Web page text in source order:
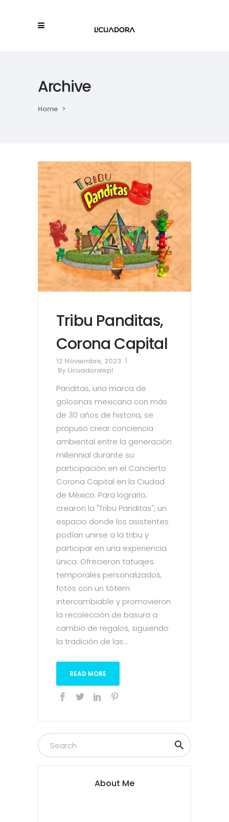
Archive
Home >
Tribu Panditas,
Corona Capital
12 Noviembre, 2023
By Licuadorawpl
Panditas, una marca de
golosinas mexicana con más
de 30 años de historia, se
propuso crear conciencia
ambiental entre la generación
millennial durante su
participación en el Concierto
Corona Capital en la Ciudad
de México. Para lograrlo,
crearon la "Tribu Panditas", un
espacio donde los asistentes
podían unirse a la tribu y
participar en una experiencia
única. Ofrecieron tatuajes
temporales personalizados,
fotos con un tótem
intercambiable y promovieron
la recolección de basura a
cambio de regalos, siguiendo
la tradición de las...
READ MORE
About Me